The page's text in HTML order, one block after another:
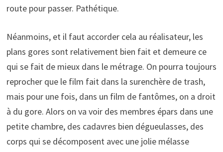
route pour passer. Pathétique.
Néanmoins, et il faut accorder cela au réalisateur, les
plans gores sont relativement bien fait et demeure ce
qui se fait de mieux dans le métrage. On pourra toujours
reprocher que le film fait dans la surenchère de trash,
mais pour une fois, dans un film de fantômes, on a droit
à du gore. Alors on va voir des membres épars dans une
petite chambre, des cadavres bien dégueulasses, des
corps qui se décomposent avec une jolie mélasse